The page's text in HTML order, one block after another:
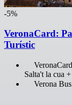
-5%
VeronaCard:
Turístic
Salta't la cua
Verona